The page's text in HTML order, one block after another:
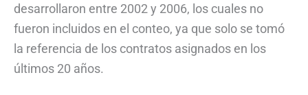
desarrollaron entre 2002 y 2006, los cuales no
fueron incluidos en el conteo, ya que solo se tomó
la referencia de los contratos asignados en los
últimos 20 años.